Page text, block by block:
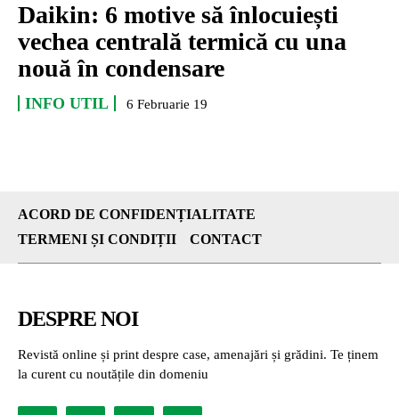
Daikin: 6 motive să înlocuiești
vechea centrală termică cu una
nouă în condensare
INFO UTIL 6 Februarie 19
ACORD DE CONFIDENȚIALITATE
TERMENI ȘI CONDIȚII
CONTACT
DESPRE NOI
Revistă online și print despre case, amenajări și grădini. Te ținem
la curent cu noutățile din domeniu